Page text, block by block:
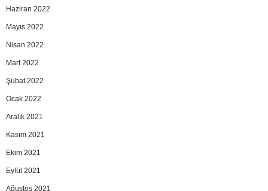
Haziran 2022
Mayıs 2022
Nisan 2022
Mart 2022
Şubat 2022
Ocak 2022
Aralık 2021
Kasım 2021
Ekim 2021
Eylül 2021
Ağustos 2021